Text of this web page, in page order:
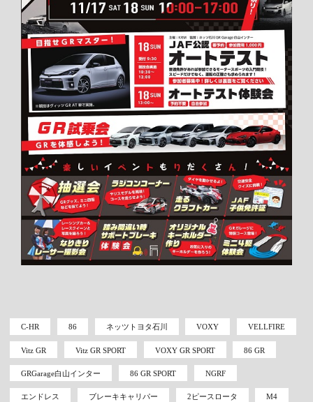
C-HR 86 ネッツトヨタ石川 VOXY VELLFIRE
Vitz GR Vitz GR SPORT VOXY GR SPORT 86 GR
GRGarage白山インター 86 GR SPORT NGRF
エンドレス ブレーキキャリパー 2ピースロータ M4